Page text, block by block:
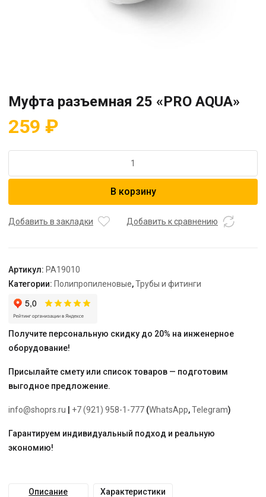
Муфта разъемная 25 «PRO AQUA»
259 ₽
Муфта
"PRO
В корзину
Добавить в закладки Добавить к сравнению
Артикул: PA19010
Категории: Полипропиленовые,Трубы и фитинги
Получите персональную скидку до 20% на инженерное
оборудование!
Присылайте смету или список товаров — подготовим
выгодное предложение.
info@shoprs.ru +7 (921) 958-1-777 (WhatsApp,Telegram)
Гарантируем индивидуальный подход и реальную
экономию!
Описание Характеристики